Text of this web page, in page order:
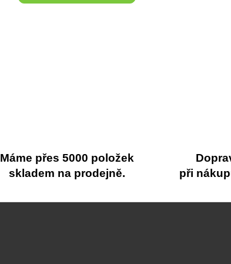
Máme přes 5000 položek
skladem na prodejně.
při